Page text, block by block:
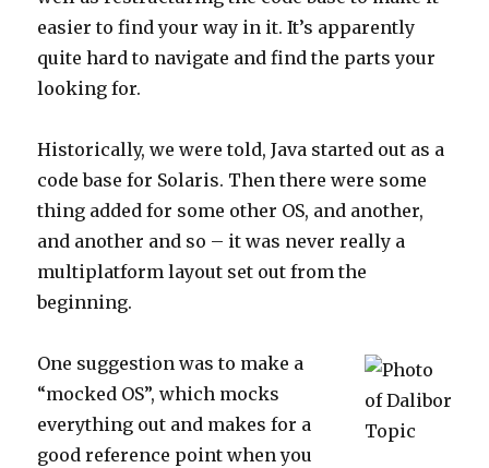
easier to find your way in it. It’s apparently
quite hard to navigate and find the parts your
looking for.
Historically, we were told, Java started out as a
code base for Solaris. Then there were some
thing added for some other OS, and another,
and another and so – it was never really a
multiplatform layout set out from the
beginning.
One suggestion was to make a
“mocked OS”, which mocks
everything out and makes for a
good reference point when you